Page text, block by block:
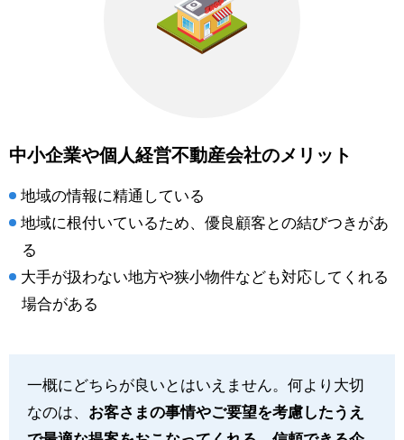
中小企業や個人経営不動産会社のメリット
地域の情報に精通している
地域に根付いているため、優良顧客との結びつきがあ
る
大手が扱わない地方や狭小物件なども対応してくれる
場合がある
一概にどちらが良いとはいえません。何より大切
なのは、 お客さまの事情やご要望を考慮したうえ